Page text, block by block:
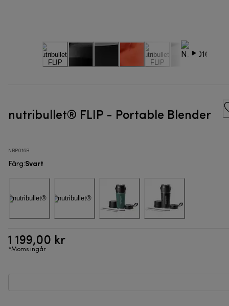
nutribullet® FLIP - Portable Blender
NBP016B
Färg:Svart
1 199,00 kr
*Moms ingår